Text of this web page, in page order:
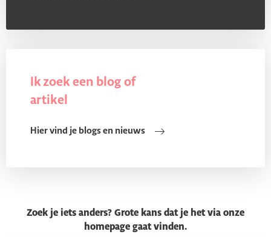
Ik zoek een blog of
artikel
Hier vind je blogs en nieuws
Zoek je iets anders? Grote kans dat je het via onze
homepage gaat vinden.